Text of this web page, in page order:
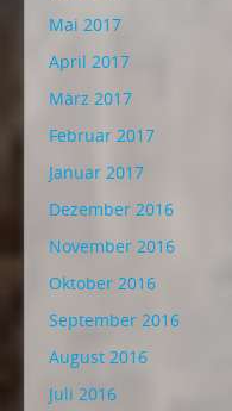
Mai 2017
April 2017
März 2017
Februar 2017
Januar 2017
Dezember 2016
November 2016
Oktober 2016
September 2016
August 2016
Juli 2016